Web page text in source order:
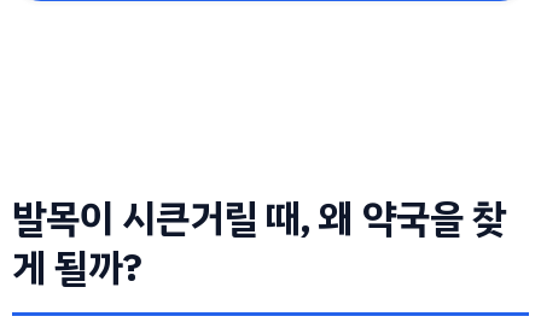
발목이 시큰거릴 때, 왜 약국을 찾
게 될까?